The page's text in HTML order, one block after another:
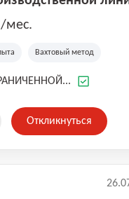
мес.
Вахтовый метод
Откликнуться